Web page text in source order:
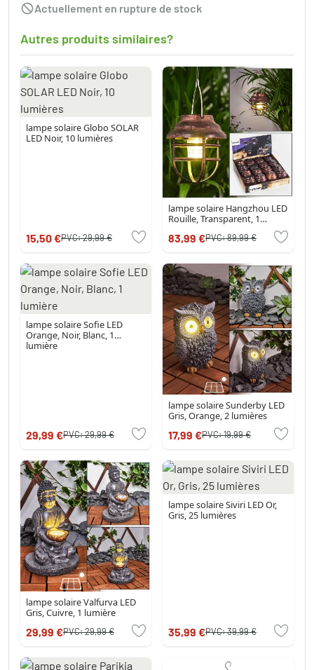
Actuellement en rupture de stock
Autres produits similaires?
lampe solaire Globo SOLAR
LED Noir, 10 lumières
15,50 €PVC:29,99 €
lampe solaire Hangzhou LED
Rouille, Transparent, 1
83,99 €PVC:89,99 €
lampe solaire Sofie LED
Orange, Noir, Blanc, 1
lumière
29,99 €PVC:29,99 €
lampe solaire Sunderby LED
Gris, Orange, 2 lumières
17,99 €PVC:19,99 €
lampe solaire Valfurva LED
Gris, Cuivre, 1 lumière
29,99 €PVC:29,99 €
lampe solaire Siviri LED Or,
Gris, 25 lumières
35,99 €PVC:39,99 €